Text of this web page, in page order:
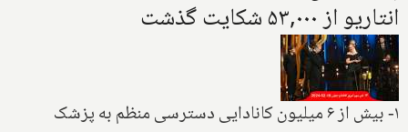
انتاریو از ۵۳,۰۰۰ شکایت گذشت
۱- بیش از ۶ میلیون کانادایی دسترسی منظم به پزشک